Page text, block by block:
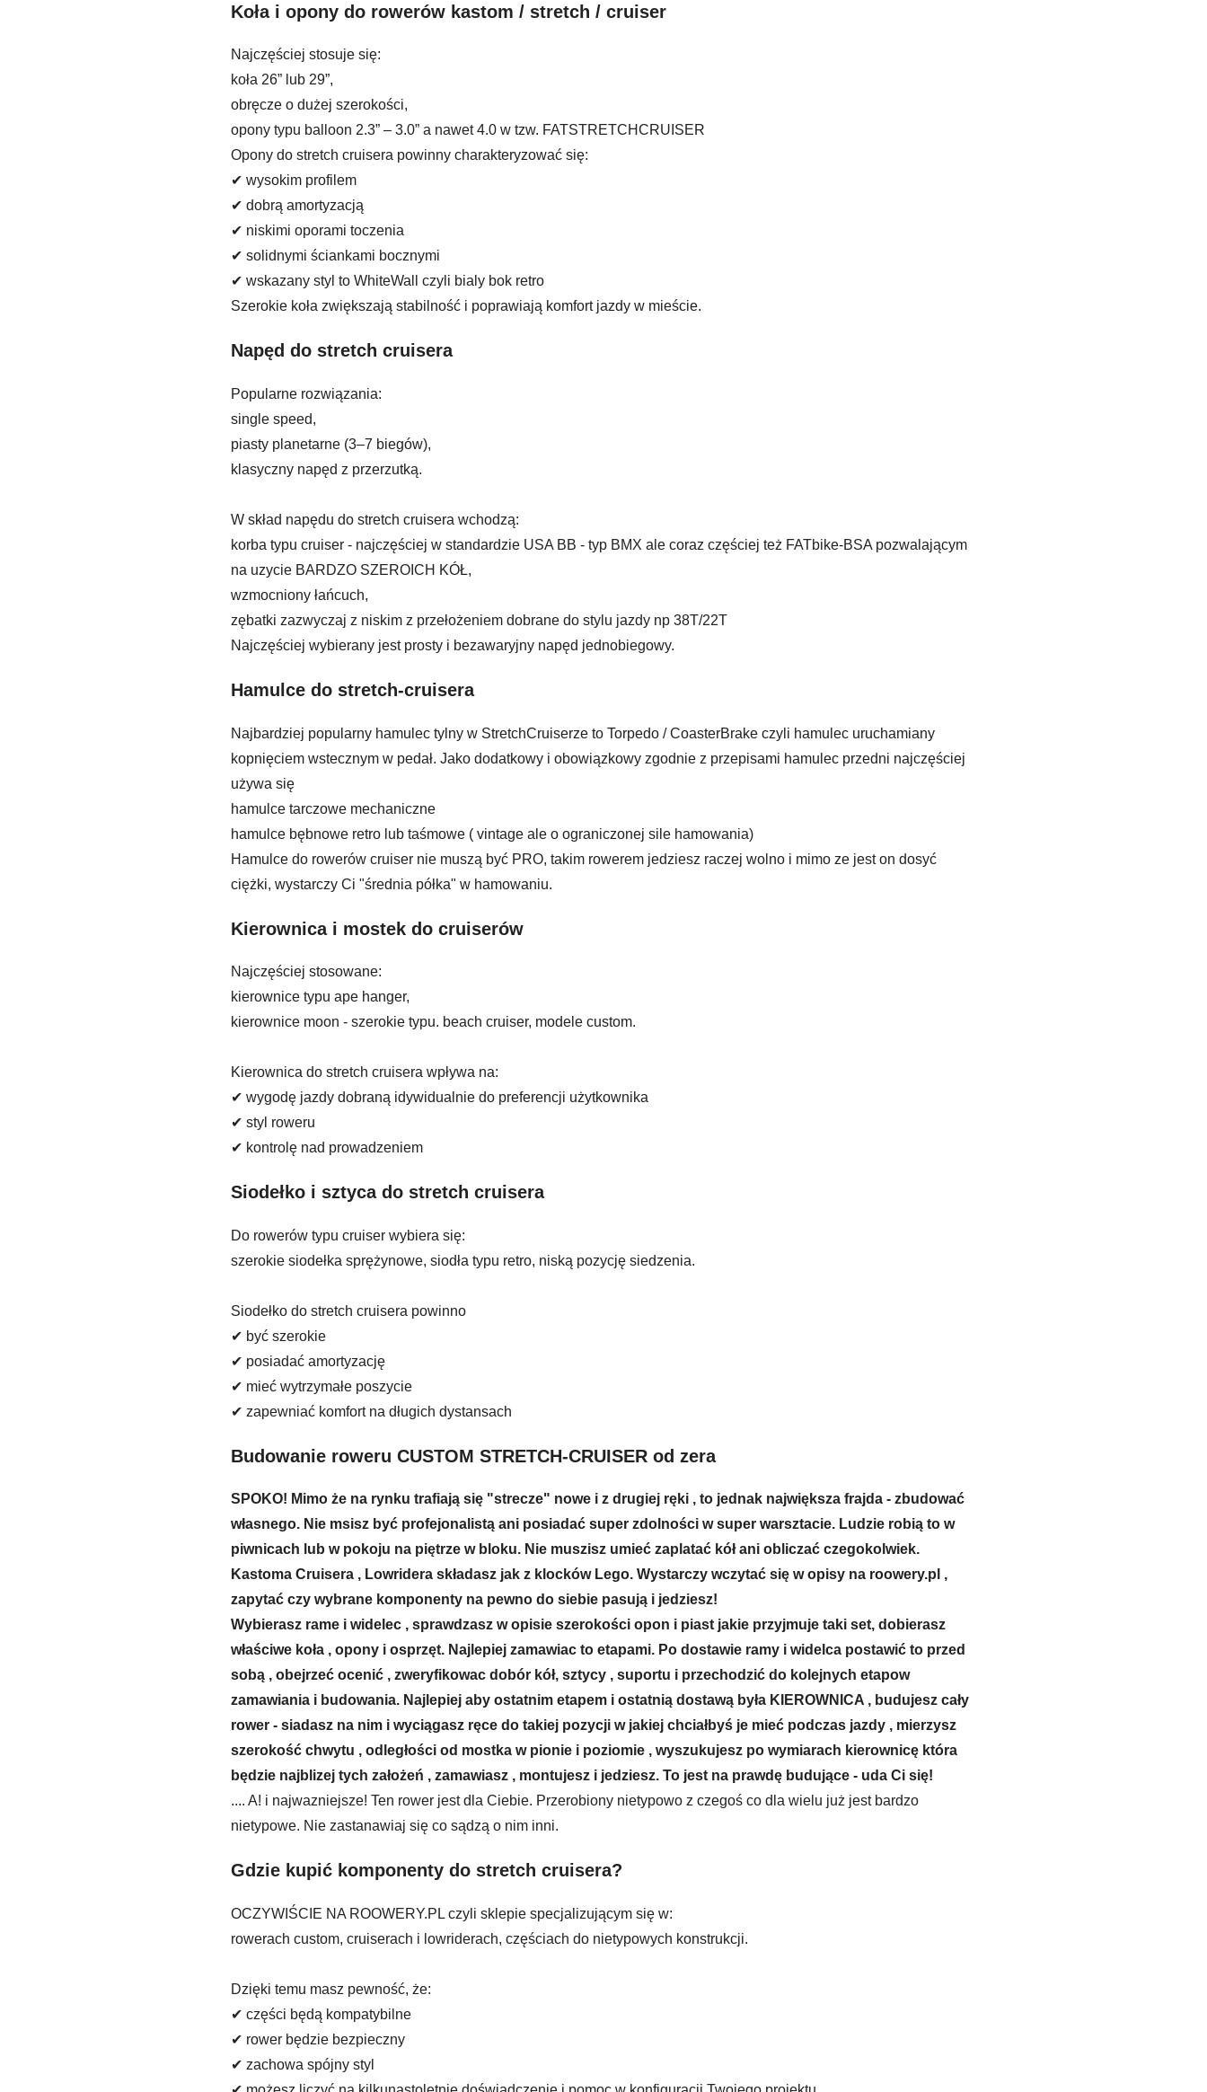
Koła i opony do rowerów kastom / stretch / cruiser
Najczęściej stosuje się:
koła 26” lub 29”,
obręcze o dużej szerokości,
opony typu balloon 2.3” – 3.0” a nawet 4.0 w tzw. FATSTRETCHCRUISER
Opony do stretch cruisera powinny charakteryzować się:
✔ wysokim profilem
✔ dobrą amortyzacją
✔ niskimi oporami toczenia
✔ solidnymi ściankami bocznymi
✔ wskazany styl to WhiteWall czyli bialy bok retro
Szerokie koła zwiększają stabilność i poprawiają komfort jazdy w mieście.
Napęd do stretch cruisera
Popularne rozwiązania:
single speed,
piasty planetarne (3–7 biegów),
klasyczny napęd z przerzutką.
W skład napędu do stretch cruisera wchodzą:
korba typu cruiser - najczęściej w standardzie USA BB - typ BMX ale coraz częściej też FATbike-BSA pozwalającym
na uzycie BARDZO SZEROICH KÓŁ,
wzmocniony łańcuch,
zębatki zazwyczaj z niskim z przełożeniem dobrane do stylu jazdy np 38T/22T
Najczęściej wybierany jest prosty i bezawaryjny napęd jednobiegowy.
Hamulce do stretch-cruisera
Najbardziej popularny hamulec tylny w StretchCruiserze to Torpedo / CoasterBrake czyli hamulec uruchamiany
kopnięciem wstecznym w pedał. Jako dodatkowy i obowiązkowy zgodnie z przepisami hamulec przedni najczęściej
używa się
hamulce tarczowe mechaniczne
hamulce bębnowe retro lub taśmowe ( vintage ale o ograniczonej sile hamowania)
Hamulce do rowerów cruiser nie muszą być PRO, takim rowerem jedziesz raczej wolno i mimo ze jest on dosyć
ciężki, wystarczy Ci "średnia półka" w hamowaniu.
Kierownica i mostek do cruiserów
Najczęściej stosowane:
kierownice typu ape hanger,
kierownice moon - szerokie typu. beach cruiser, modele custom.
Kierownica do stretch cruisera wpływa na:
✔ wygodę jazdy dobraną idywidualnie do preferencji użytkownika
✔ styl roweru
✔ kontrolę nad prowadzeniem
Siodełko i sztyca do stretch cruisera
Do rowerów typu cruiser wybiera się:
szerokie siodełka sprężynowe, siodła typu retro, niską pozycję siedzenia.
Siodełko do stretch cruisera powinno
✔ być szerokie
✔ posiadać amortyzację
✔ mieć wytrzymałe poszycie
✔ zapewniać komfort na długich dystansach
Budowanie roweru CUSTOM STRETCH-CRUISER od zera
SPOKO! Mimo że na rynku trafiają się "strecze" nowe i z drugiej ręki , to jednak największa frajda - zbudować
własnego. Nie msisz być profejonalistą ani posiadać super zdolności w super warsztacie. Ludzie robią to w
piwnicach lub w pokoju na piętrze w bloku. Nie muszisz umieć zaplatać kół ani obliczać czegokolwiek.
Kastoma Cruisera , Lowridera składasz jak z klocków Lego. Wystarczy wczytać się w opisy na roowery.pl ,
zapytać czy wybrane komponenty na pewno do siebie pasują i jedziesz!
Wybierasz rame i widelec , sprawdzasz w opisie szerokości opon i piast jakie przyjmuje taki set, dobierasz
właściwe koła , opony i osprzęt. Najlepiej zamawiac to etapami. Po dostawie ramy i widelca postawić to przed
sobą , obejrzeć ocenić , zweryfikowac dobór kół, sztycy , suportu i przechodzić do kolejnych etapow
zamawiania i budowania. Najlepiej aby ostatnim etapem i ostatnią dostawą była KIEROWNICA , budujesz cały
rower - siadasz na nim i wyciągasz ręce do takiej pozycji w jakiej chciałbyś je mieć podczas jazdy , mierzysz
szerokość chwytu , odległości od mostka w pionie i poziomie , wyszukujesz po wymiarach kierownicę która
będzie najblizej tych założeń , zamawiasz , montujesz i jedziesz. To jest na prawdę budujące - uda Ci się!
.... A! i najwazniejsze! Ten rower jest dla Ciebie. Przerobiony nietypowo z czegoś co dla wielu już jest bardzo
nietypowe. Nie zastanawiaj się co sądzą o nim inni.
Gdzie kupić komponenty do stretch cruisera?
OCZYWIŚCIE NA ROOWERY.PL czyli sklepie specjalizującym się w:
rowerach custom, cruiserach i lowriderach, częściach do nietypowych konstrukcji.
Dzięki temu masz pewność, że:
✔ części będą kompatybilne
✔ rower będzie bezpieczny
✔ zachowa spójny styl